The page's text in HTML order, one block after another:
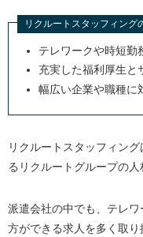
リクルートスタッフィング
テレワークや時短勤
充実した福利厚生と
幅広い企業や職種に
リクルートスタッフィン
るリクルートグループの人
派遣会社の中でも、テレ
方ができる求人を多く取